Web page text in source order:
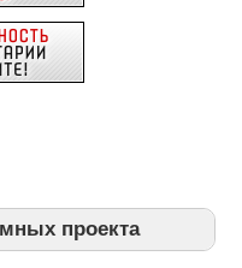
проекта